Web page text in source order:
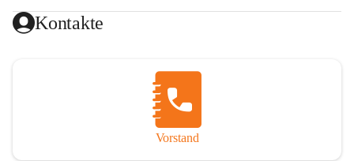
Kontakte
Vorstand